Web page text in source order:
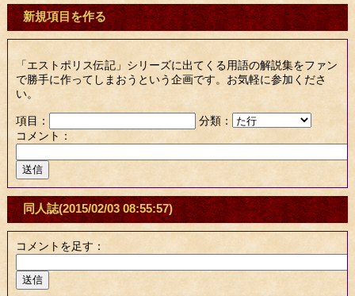
新規項目を作る
「エストポリス伝記」シリーズに出てくる用語の解説集をファン
で勝手に作ってしまおうという企画です。お気軽に参加くださ
い。
項目：
分類：
コメント：
同人誌(2015/02/03 08:55:57)
コメントを足す：